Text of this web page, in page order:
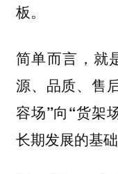
板。
简单而言，就
源、品质、售
容场”向“货架
长期发展的基础